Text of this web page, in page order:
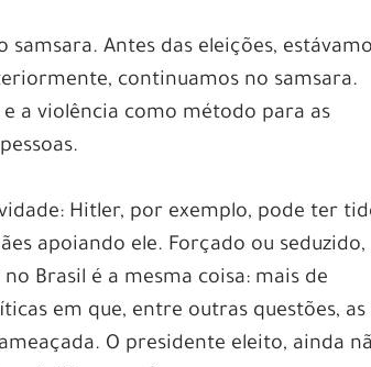
samsara. Antes das eleições,
continuamos no samsara.
a violência como método para as
Hitler, por exemplo, pode ter
apoiando ele. Forçado ou seduzido,
Brasil é a mesma coisa: mais de
em que, entre outras questões, as
O presidente eleito, ainda